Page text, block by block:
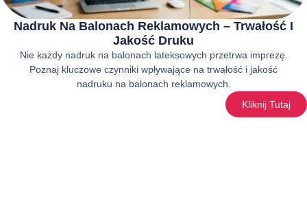
Nadruk Na Balonach Reklamowych – Trwałość I
Jakość Druku
Nie każdy nadruk na balonach lateksowych przetrwa imprezę.
Poznaj kluczowe czynniki wpływające na trwałość i jakość
nadruku na balonach reklamowych.
Kliknij Tutaj